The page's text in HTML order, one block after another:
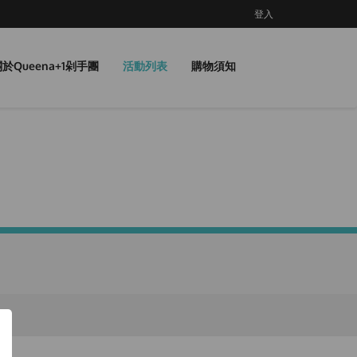
登入
於Queena+1剁手團 活動列表 購物須知